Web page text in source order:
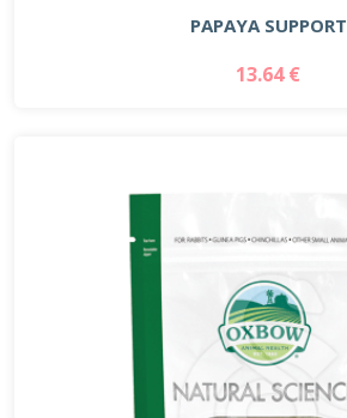
PAPAYA SUPPORT
13.64 €